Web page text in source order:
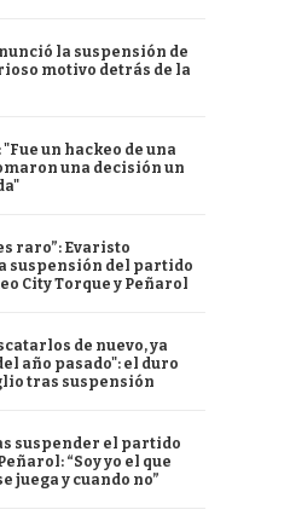
la suspensión de
motivo detrás de la
un hackeo de una
una decisión un
raro”: Evaristo
suspensión del partido
City Torque y Peñarol
de nuevo, ya
año pasado": el duro
tras suspensión
suspender el partido
“Soy yo el que
juega y cuando no”